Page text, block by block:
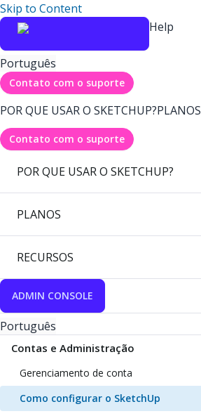
Skip to Content
Help
Português
Contato com o suporte
POR QUE USAR O SKETCHUP?PLANOS
Contato com o suporte
POR QUE USAR O SKETCHUP?
PLANOS
RECURSOS
ADMIN CONSOLE
Português
Contas e Administração
Gerenciamento de conta
Como configurar o SketchUp